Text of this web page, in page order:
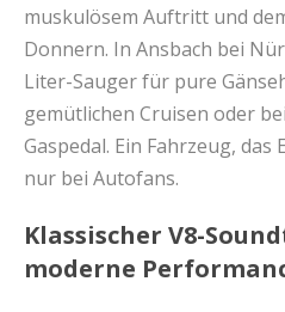
muskulösem Auftritt und
Donnern. In Ansbach bei
Liter-Sauger für pure
gemütlichen Cruisen oder
Gaspedal. Ein Fahrzeug,
nur bei Autofans.
Klassischer V8-
moderne